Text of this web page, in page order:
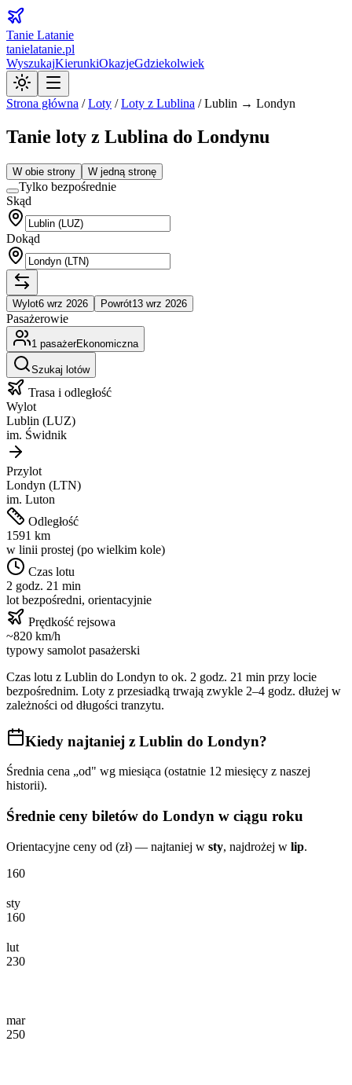
Tanie Latanie
tanielatanie.pl
WyszukajKierunkiOkazjeGdziekolwiek
Strona główna /Loty /Loty z Lublina /Lublin → Londyn
Tanie loty z Lublina do Londynu
W obie strony W jedną stronę
Tylko bezpośrednie
Skąd
Dokąd
Wylot6 wrz 2026 Powrót13 wrz 2026
Pasażerowie
1 pasażerEkonomiczna
Szukaj lotów
Trasa i odległość
Wylot
Lublin (LUZ)
im. Świdnik
Przylot
Londyn (LTN)
im. Luton
Odległość
1591 km
w linii prostej (po wielkim kole)
Czas lotu
2 godz. 21 min
lot bezpośredni, orientacyjnie
Prędkość rejsowa
~820 km/h
typowy samolot pasażerski
Czas lotu z Lublin do Londyn to ok. 2 godz. 21 min przy locie
bezpośrednim. Loty z przesiadką trwają zwykle 2–4 godz. dłużej w
zależności od długości tranzytu.
Kiedy najtaniej z Lublin do Londyn?
Średnia cena „od" wg miesiąca (ostatnie 12 miesięcy z naszej
historii).
Średnie ceny biletów do Londyn w ciągu roku
Orientacyjne ceny od (zł) — najtaniej w sty, najdrożej w lip.
160
sty
160
lut
230
mar
250